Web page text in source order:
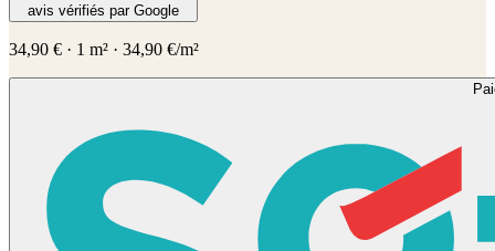
avis vérifiés par Google
34,90 € · 1 m² · 34,90 €/m²